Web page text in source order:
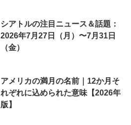
シアトルの注目ニュース＆話題：
2026年7月27日（月）〜7月31日
（金）
アメリカの満月の名前｜12か月そ
れぞれに込められた意味【2026年
版】